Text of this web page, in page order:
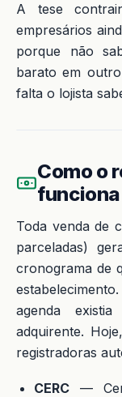
A tese
empresários
porque não
barato em
falta o lojista
Como o
Toda venda de
parceladas)
cronograma de
agenda
adquirente.
registradoras
CERC —